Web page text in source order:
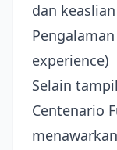
dan
experience)
Selain
Centenario